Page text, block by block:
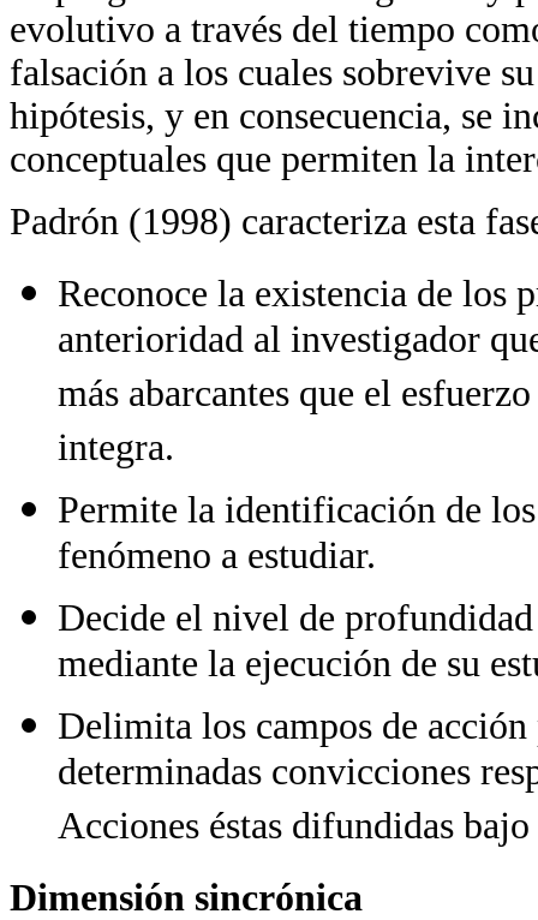
evolutivo a través del tiempo
falsación a los cuales sobrevive
hipótesis, y en consecuencia, se
conceptuales que permiten la
Padrón (1998) caracteriza esta
Reconoce la existencia de los
anterioridad al investigador
más abarcantes que el
integra.
Permite la identificación de
fenómeno a estudiar.
Decide el nivel de
mediante la ejecución de su
Delimita los campos de
determinadas convicciones
Acciones éstas difundidas
Dimensión sincrónica